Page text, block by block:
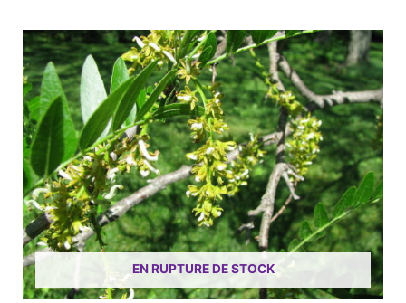
EN RUPTURE DE STOCK